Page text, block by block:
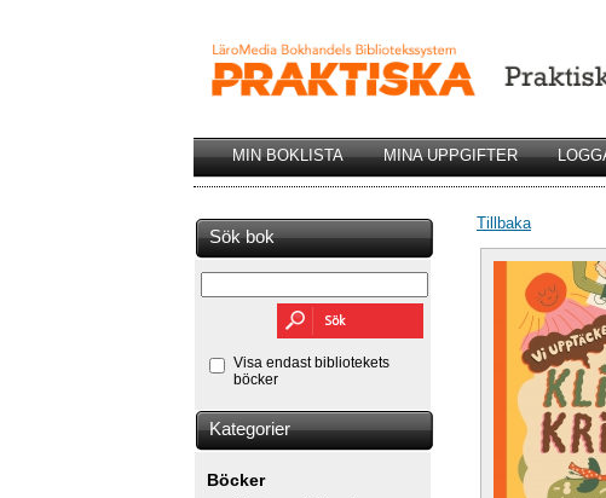
MIN BOKLISTA MINA UPPGIFTER
Sök bok
Visa endast bibliotekets
böcker
Kategorier
Böcker
Tillbaka